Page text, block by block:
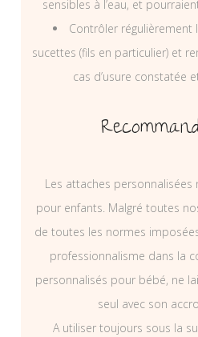
sensibles à l’eau, et
Contrôler régulièrement
sucettes (fils en particulier) et
cas d’usure constatée
Les attaches
pour enfants. Malgré toutes
de toutes les normes
professionnalisme dans la
personnalisés pour bébé, ne
seul avec son
A utiliser toujours sous la